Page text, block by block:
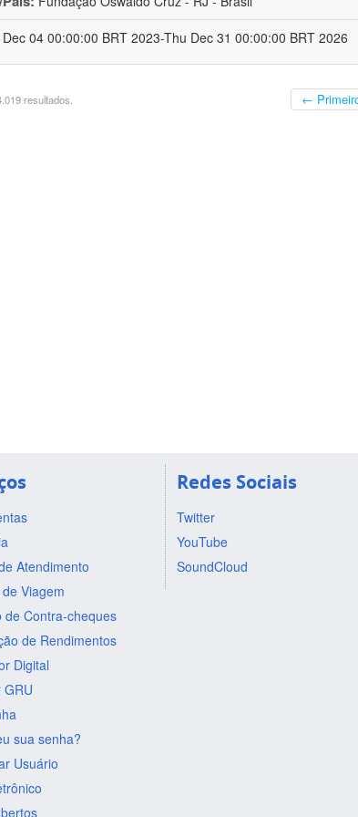
04 00:00:00 BRT 2023-Thu Dec 31 00:00:00 BRT 2026
resultados. ←
Atendimento
Viagem
de Contra-cheques
de Rendimentos
Digital
sua senha?
Usuário
Redes Sociais
Twitter
YouTube
SoundCloud